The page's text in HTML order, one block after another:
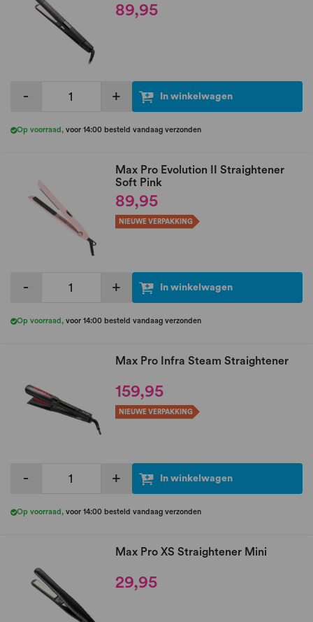
89,95
- + In winkelwagen
Op voorraad , voor 14:00 besteld vandaag verzonden
Max Pro Evolution II Straightener
Soft Pink
89,95
NIEUWE VERPAKKING
- + In winkelwagen
Op voorraad , voor 14:00 besteld vandaag verzonden
Max Pro Infra Steam Straightener
159,95
NIEUWE VERPAKKING
- + In winkelwagen
Op voorraad , voor 14:00 besteld vandaag verzonden
Max Pro XS Straightener Mini
29,95